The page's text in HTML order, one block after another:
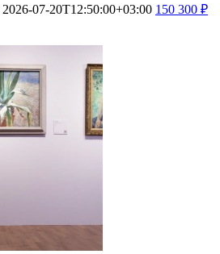
2026-07-20T12:50:00+03:00 150 300 ₽